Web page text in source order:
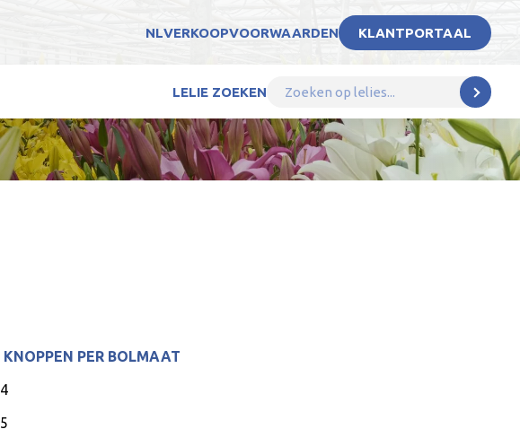
NLVERKOOPVOORWAARDEN KLANTPORTAAL
LELIE ZOEKEN
PER BOLMAAT